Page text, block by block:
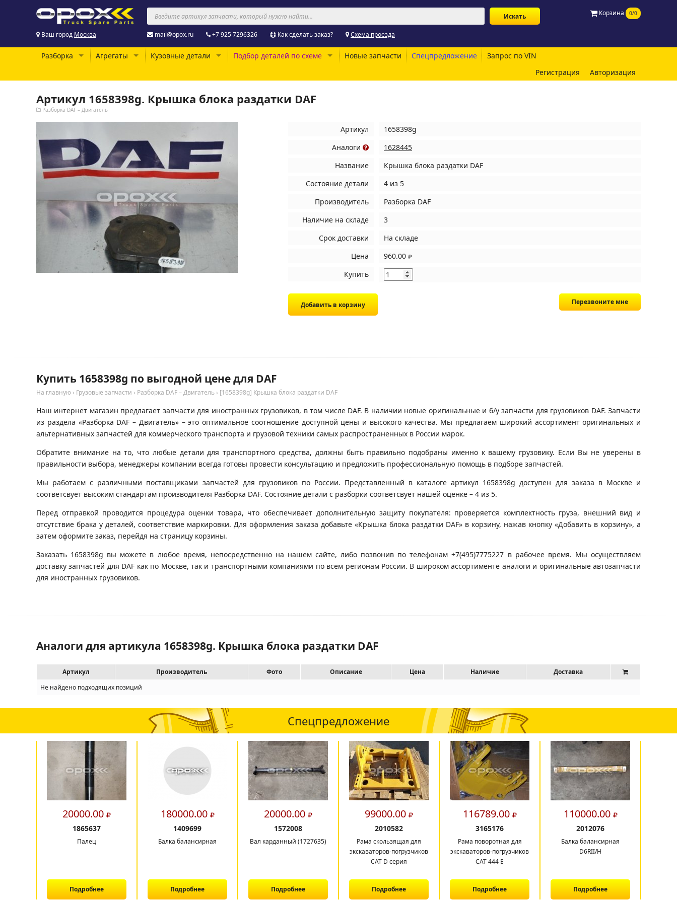
Корзина 0/0
Ваш город Москва mail@opox.ru +7 925 7296326 Как сделать заказ? Схема проезда
Разборка Агрегаты Кузовные детали Подбор деталей по схеме Новые запчасти Спецпредложение
Запрос по VIN
Регистрация
Авторизация
Артикул 1658398g. Крышка блока раздатки DAF
Разборка DAF – Двигатель
Артикул
1658398g
Аналоги
1628445
Название
Крышка блока раздатки DAF
Состояние детали
4 из 5
Производитель
Разборка DAF
Наличие на складе
3
Срок доставки
На складе
Цена
960.00
Купить
Перезвоните мне
Купить 1658398g по выгодной цене для DAF
На главную › Грузовые запчасти › Разборка DAF – Двигатель › [1658398g] Крышка блока раздатки DAF
Наш интернет магазин предлагает запчасти для иностранных грузовиков, в том числе DAF. В наличии новые оригинальные и б/у запчасти для грузовиков DAF. Запчасти
из раздела «Разборка DAF – Двигатель» – это оптимальное соотношение доступной цены и высокого качества. Мы предлагаем широкий ассортимент оригинальных и
альтернативных запчастей для коммерческого транспорта и грузовой техники самых распространенных в России марок.
Обратите внимание на то, что любые детали для транспортного средства, должны быть правильно подобраны именно к вашему грузовику. Если Вы не уверены в
правильности выбора, менеджеры компании всегда готовы провести консультацию и предложить профессиональную помощь в подборе запчастей.
Мы работаем с различными поставщиками запчастей для грузовиков по России. Представленный в каталоге артикул 1658398g доступен для заказа в Москве и
соответсвует высоким стандартам производителя Разборка DAF. Состояние детали с разборки соответсвует нашей оценке – 4 из 5.
Перед отправкой проводится процедура оценки товара, что обеспечивает дополнительную защиту покупателя: проверяется комплектность груза, внешний вид и
отсутствие брака у деталей, соответствие маркировки. Для оформления заказа добавьте «Крышка блока раздатки DAF» в корзину, нажав кнопку «Добавить в корзину», а
затем оформите заказ, перейдя на страницу корзины.
Заказать 1658398g вы можете в любое время, непосредственно на нашем сайте, либо позвонив по телефонам +7(495)7775227 в рабочее время. Мы осуществляем
доставку запчастей для DAF как по Москве, так и транспортными компаниями по всем регионам России. В широком ассортименте аналоги и оригинальные автозапчасти
для иностранных грузовиков.
Аналоги для артикула 1658398g. Крышка блока раздатки DAF
Артикул Производитель Фото Описание Цена Наличие
Доставка
Не найдено подходящих позиций
Спецпредложение
20000.00
1865637
Палец
Подробнее
180000.00
1409699
Балка балансирная
Подробнее
20000.00
1572008
Вал карданный (1727635)
Подробнее
99000.00
2010582
Рама скользящая для
экскаваторов-погрузчиков
CAT D серия
Подробнее
116789.00
3165176
Рама поворотная для
экскаваторов-погрузчиков
САТ 444 E
Подробнее
110000.00
2012076
Балка балансирная
D6RII/H
Подробнее